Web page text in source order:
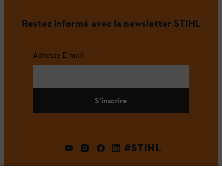
Restez informé avec la newsletter STIHL
Adresse E-mail
S'inscrire
#STIHL